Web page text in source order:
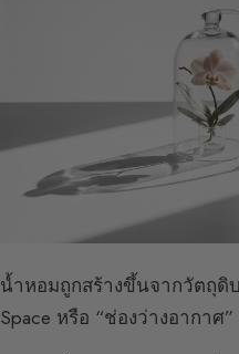
น้ำหอมถูกสร้างขึ้นจากวัตถุดิ
Space หรือ “ช่องว่างอากา